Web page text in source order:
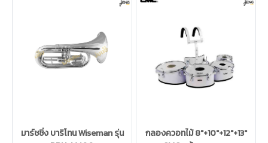
มาร์ชชิ่ง บาริโทน Wiseman รุ่น
กลองควอทไม้ 8"+10"+12"+13"